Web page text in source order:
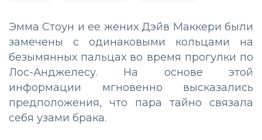
Эмма Стоун и ее жених Дэйв Маккери были
замечены с одинаковыми кольцами на
безымянных пальцах во время прогулки по
Лос-Анджелесу. На основе этой
информации мгновенно высказались
предположения, что пара тайно связала
себя узами брака.